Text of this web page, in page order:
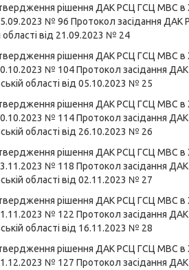
рішення ДАК РСЦ ГСЦ МВС в
№ 96 Протокол засідання
області від 21.09.2023 № 24
рішення ДАК РСЦ ГСЦ МВС в
№ 104Протокол засідання
області від 05.10.2023 № 25
рішення ДАК РСЦ ГСЦ МВС в
№ 114Протокол засідання
області від 26.10.2023 № 26
рішення ДАК РСЦ ГСЦ МВС в
№ 118 Протокол засідання
області від 02.11.2023 № 27
рішення ДАК РСЦ ГСЦ МВС в
№ 122 Протокол засідання
області від 16.11.2023 № 28
рішення ДАК РСЦ ГСЦ МВС в
№ 127 Протокол засідання